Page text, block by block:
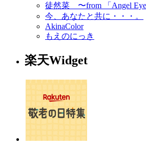
徒然菜 〜from 「Angel
今、あなたと共に・・・。
AkinaColor
もえのにっき
楽天Widget